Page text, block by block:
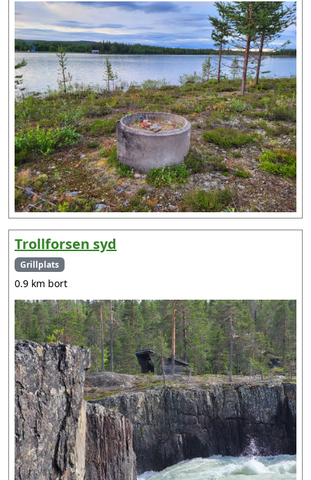
Trollforsen syd
Grillplats
0.9 km bort